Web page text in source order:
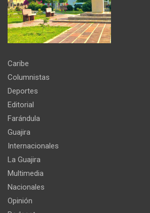
Caribe
Columnistas
Deportes
Editorial
Farándula
Guajira
Internacionales
La Guajira
Multimedia
Nacionales
Opinión